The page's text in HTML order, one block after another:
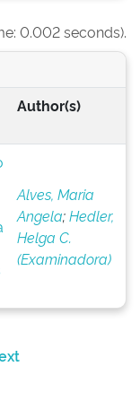
0.002 seconds).
Author(s)
Alves, Maria
Angela;Hedler,
Helga C.
(Examinadora)